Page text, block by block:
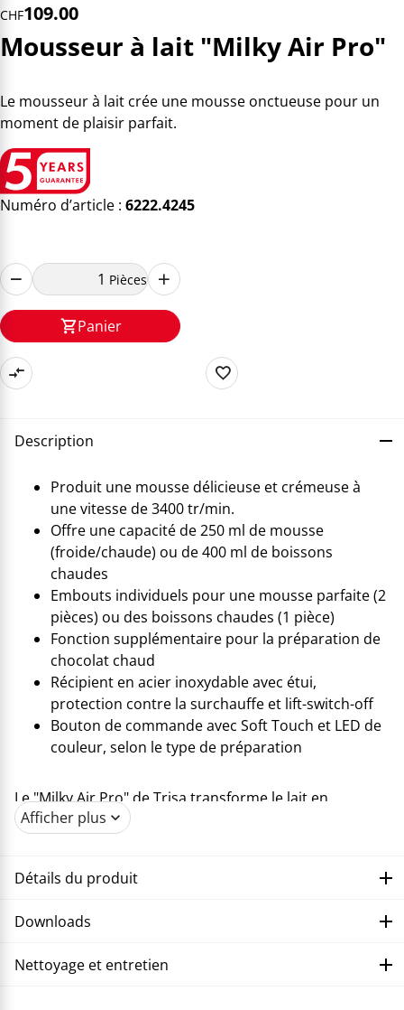
CHF109.00
Mousseur à lait "Milky Air Pro"
Le mousseur à lait crée une mousse onctueuse pour un
moment de plaisir parfait.
Numéro d’article : 6222.4245
Pièces
Panier
Description
Produit une mousse délicieuse et crémeuse à
une vitesse de 3400 tr/min.
Offre une capacité de 250 ml de mousse
(froide/chaude) ou de 400 ml de boissons
chaudes
Embouts individuels pour une mousse parfaite (2
pièces) ou des boissons chaudes (1 pièce)
Fonction supplémentaire pour la préparation de
chocolat chaud
Récipient en acier inoxydable avec étui,
protection contre la surchauffe et lift-switch-off
Bouton de commande avec Soft Touch et LED de
couleur, selon le type de préparation
Le "Milky Air Pro" de Trisa transforme le lait en
moments de plaisir très raffinés. Avec jusqu'à 3400
chaudes parfaitement tempérées - selon votre goût. Le
couvercle peut contenir 250 ml de mousse divine ou
le récipient tient agréablement dans la main et protège
Afficher plus
Détails du produit
Downloads
Nettoyage et entretien